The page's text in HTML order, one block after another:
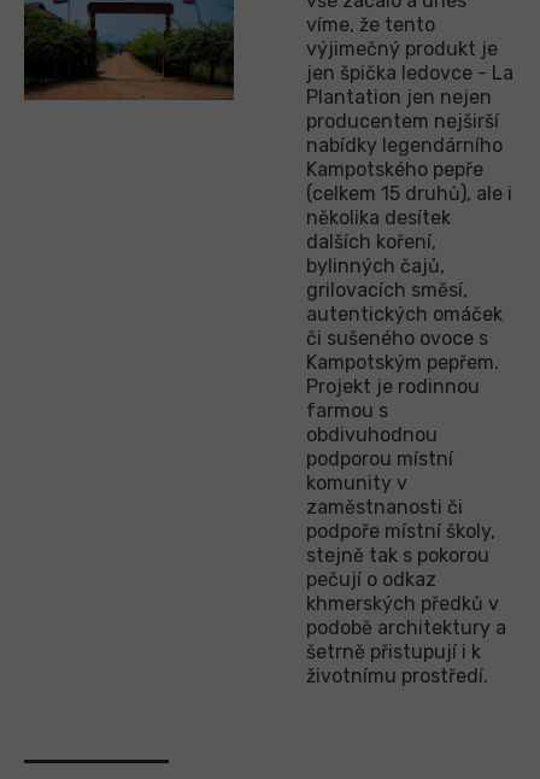
víme, že tento
výjimečný produkt je
jen špička ledovce - La
Plantation jen nejen
producentem nejširší
nabídky legendárního
Kampotského pepře
(celkem 15 druhů), ale i
několika desítek
dalších koření,
bylinných čajů,
grilovacích směsí,
autentických omáček
či sušeného ovoce s
Kampotským pepřem.
Projekt je rodinnou
farmou s
obdivuhodnou
podporou místní
komunity v
zaměstnanosti či
podpoře místní školy,
stejně tak s pokorou
pečují o odkaz
khmerských předků v
podobě architektury a
šetrně přistupují i k
životnímu prostředí.